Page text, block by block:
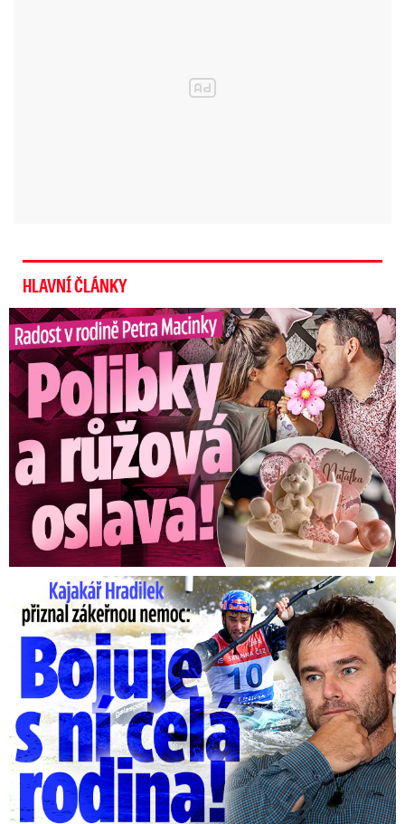
HLAVNÍ ČLÁNKY
Radost v rodině Petra Macinky: Polibky a růžová oslava!
Kajakář Hradilek přiznal zákeřnou nemoc: Bojuje s ní celá ...